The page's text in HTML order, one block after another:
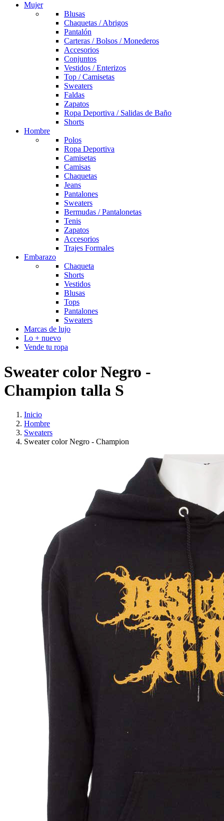
Mujer
Blusas
Chaquetas / Abrigos
Pantalón
Carteras / Bolsos / Monederos
Accesorios
Conjuntos
Vestidos / Enterizos
Top / Camisetas
Sweaters
Faldas
Zapatos
Ropa Deportiva / Salidas de Baño
Shorts
Hombre
Polos
Ropa Deportiva
Camisetas
Camisas
Chaquetas
Jeans
Pantalones
Sweaters
Bermudas / Pantalonetas
Tenis
Zapatos
Accesorios
Trajes Formales
Embarazo
Chaqueta
Shorts
Vestidos
Blusas
Tops
Pantalones
Sweaters
Marcas de lujo
Lo + nuevo
Vende tu ropa
Sweater color Negro -
Champion talla S
Inicio
Hombre
Sweaters
Sweater color Negro - Champion